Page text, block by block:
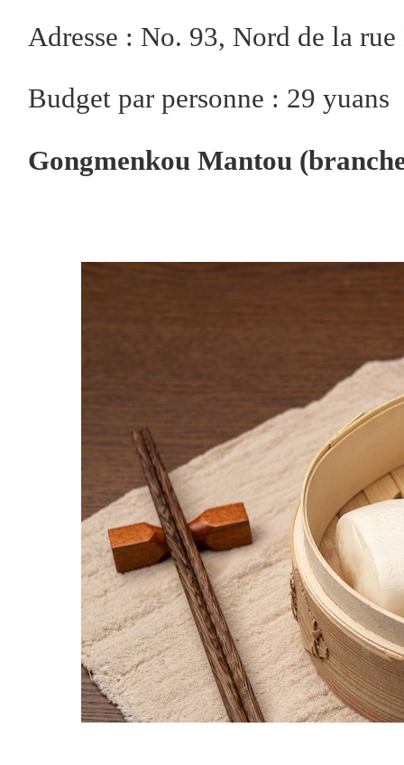
Adresse : No. 93, Nord de la
Budget par personne : 29 yuans
Gongmenkou Mantou